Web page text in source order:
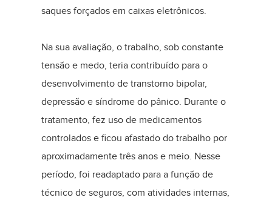
saques forçados em caixas eletrônicos.
Na sua avaliação, o trabalho, sob constante
tensão e medo, teria contribuído para o
desenvolvimento de transtorno bipolar,
depressão e síndrome do pânico. Durante o
tratamento, fez uso de medicamentos
controlados e ficou afastado do trabalho por
aproximadamente três anos e meio. Nesse
período, foi readaptado para a função de
técnico de seguros, com atividades internas,